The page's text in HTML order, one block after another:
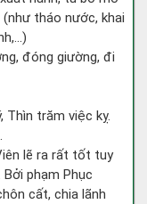
tháo nước, khai
đóng giường, đi
Thìn trăm việc kỵ.
lẽ ra rất tốt tuy
Bởi phạm Phục
cất, chia lãnh